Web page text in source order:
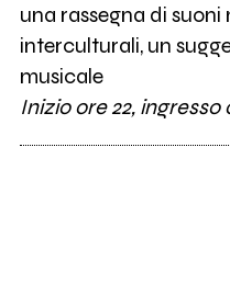
una rassegna di suoni
interculturali, un
musicale
Inizio ore 22,